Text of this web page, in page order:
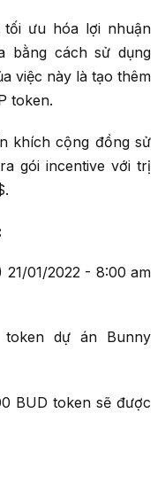
ưu hóa lợi nhuận
bằng cách sử dụng
việc này là tạo thêm
token.
khích cộng đồng sử
gói incentive với trị
01/2022 - 8:00 am
token dự án Bunny
BUD token sẽ được